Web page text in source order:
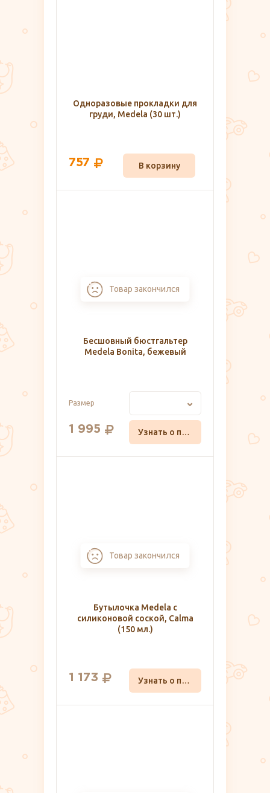
Одноразовые прокладки для
груди, Medela (30 шт.)
757 В корзину
Товар закончился
Бесшовный бюстгальтер
Medela Bonita, бежевый
Размер
1 995 Узнать о поступлении
Товар закончился
Бутылочка Medela с
силиконовой соской, Calma
(150 мл.)
1 173 Узнать о поступлении